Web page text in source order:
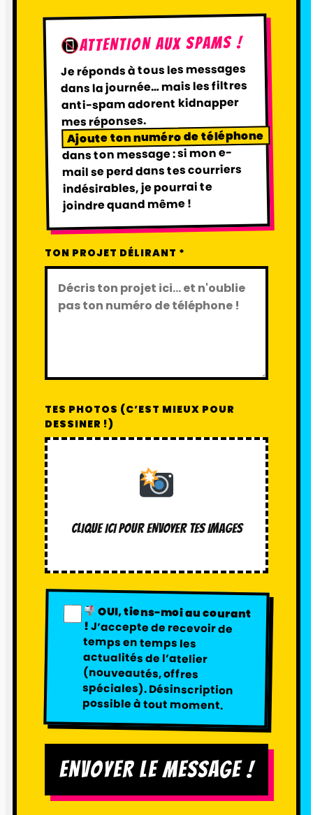
ATTENTION AUX SPAMS !
Je réponds àtous les messages
dans la journée… mais les filtres
anti-spam adorent kidnapper
mes réponses.
Ajoute ton numéro de téléphone
dans ton message : si mon e-
mail se perd dans tes courriers
indésirables, je pourrai te
joindre quand même !
TON PROJET DÉLIRANT *
TES PHOTOS (C’EST MIEUX POUR
DESSINER !)
CLIQUE ICI POUR ENVOYER TES IMAGES
OUI, tiens-moi au courant
!J’accepte de recevoir de
temps en temps les
actualités de l’atelier
(nouveautés, offres
spéciales). Désinscription
possible à tout moment.
ENVOYER LE MESSAGE !